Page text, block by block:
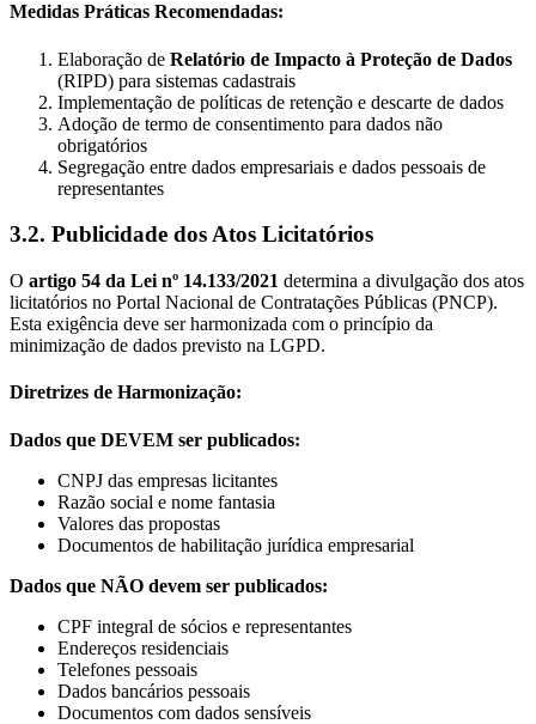
Medidas Práticas Recomendadas:
Elaboração de Relatório de Impacto à Proteção de Dados
(RIPD) para sistemas cadastrais
Implementação de políticas de retenção e descarte de dados
Adoção de termo de consentimento para dados não
obrigatórios
Segregação entre dados empresariais e dados pessoais de
representantes
3.2. Publicidade dos Atos Licitatórios
O artigo 54 da Lei nº 14.133/2021 determina a divulgação dos atos
licitatórios no Portal Nacional de Contratações Públicas (PNCP).
Esta exigência deve ser harmonizada com o princípio da
minimização de dados previsto na LGPD.
Diretrizes de Harmonização:
Dados que DEVEM ser publicados:
CNPJ das empresas licitantes
Razão social e nome fantasia
Valores das propostas
Documentos de habilitação jurídica empresarial
Dados que NÃO devem ser publicados:
CPF integral de sócios e representantes
Endereços residenciais
Telefones pessoais
Dados bancários pessoais
Documentos com dados sensíveis